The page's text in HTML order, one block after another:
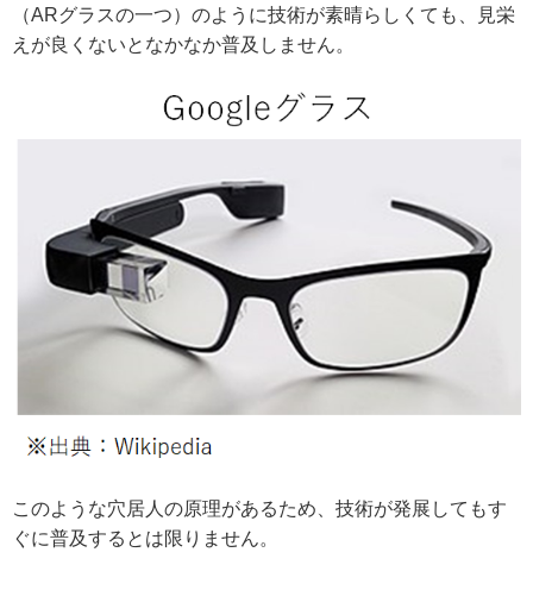
（ARグラスの一つ）のように技術が素晴らしくても、見栄
えが良くないとなかなか普及しません。
このような穴居人の原理があるため、技術が発展してもす
ぐに普及するとは限りません。